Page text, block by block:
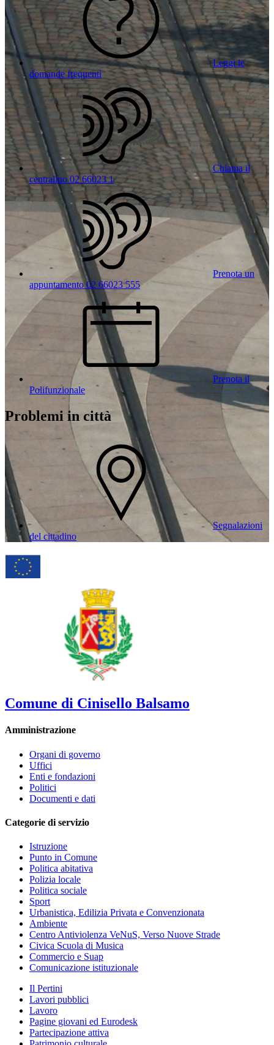
Leggi le
domande frequenti
Chiama il
centralino 02 66023 1
Prenota un
appuntamento 02 66023 555
Prenota il
Polifunzionale
Problemi in città
Segnalazioni
del cittadino
Comune di Cinisello Balsamo
Amministrazione
Organi di governo
Uffici
Enti e fondazioni
Politici
Documenti e dati
Categorie di servizio
Istruzione
Punto in Comune
Politica abitativa
Polizia locale
Politica sociale
Sport
Urbanistica, Edilizia Privata e Convenzionata
Ambiente
Centro Antiviolenza VeNuS, Verso Nuove Strade
Civica Scuola di Musica
Commercio e Suap
Comunicazione istituzionale
Il Pertini
Lavori pubblici
Lavoro
Pagine giovani ed Eurodesk
Partecipazione attiva